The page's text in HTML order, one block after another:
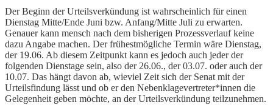
Der Beginn der Urteilsverkündung ist wahrscheinlich für einen
Dienstag Mitte/Ende Juni bzw. Anfang/Mitte Juli zu erwarten.
Genauer kann mensch nach dem bisherigen Prozessverlauf keine
dazu Angabe machen. Der frühestmögliche Termin wäre Dienstag,
der 19.06. Ab diesem Zeitpunkt kann es jedoch auch jeder der
folgenden Dienstage sein, also der 26.06., der 03.07. oder auch der
10.07. Das hängt davon ab, wieviel Zeit sich der Senat mit der
Urteilsfindung lässt und ob er den Nebenklagevertreter*innen die
Gelegenheit geben möchte, an der Urteilsverkündung teilzunehmen.